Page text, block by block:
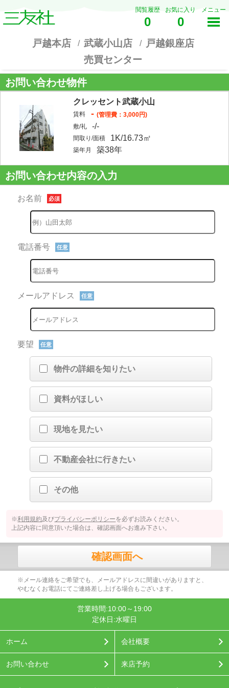
閲覧履歴
0
お気に入り
0
メニュー
戸越本店 武蔵小山店
戸越銀座店
売買センター
お問い合わせ物件
クレッセント武蔵小山
賃料 - (管理費：3,000円)
敷/礼
-/-
間取り/面積 1K/16.73㎡
築年月 築38年
お問い合わせ内容の入力
お名前 必須
電話番号 任意
メールアドレス 任意
要望 任意
物件の詳細を知りたい
資料がほしい
現地を見たい
不動産会社に行きたい
その他
※利用規約及びプライバシーポリシーを必ずお読みください。
上記内容に同意頂いた場合は、確認画面へお進み下さい。
確認画面へ
※メール連絡をご希望でも、メールアドレスに間違いがありますと、
やむなくお電話にてご連絡差し上げる場合もございます。
営業時間:10:00～19:00
定休日:水曜日
ホーム 会社概要
お問い合わせ 来店予約